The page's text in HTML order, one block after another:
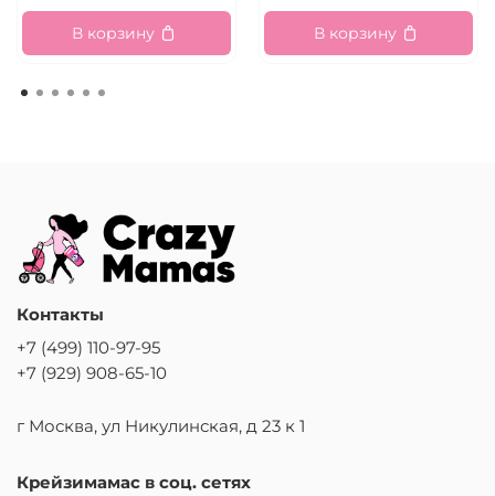
В корзину В корзину
Контакты
+7 (499) 110-97-95
+7 (929) 908-65-10
г Москва, ул Никулинская, д 23 к 1
Крейзимамас в соц. сетях